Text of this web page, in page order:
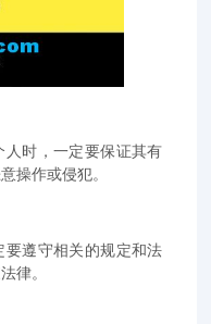
时，一定要保证其有
操作或侵犯。
遵守相关的规定和法
律。